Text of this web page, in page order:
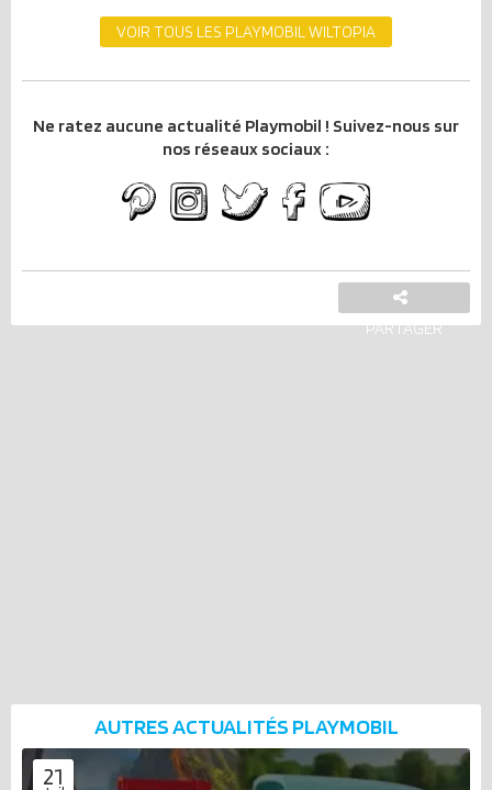
VOIR TOUS LES PLAYMOBIL WILTOPIA
Ne ratez aucune actualité Playmobil ! Suivez-nous sur
nos réseaux sociaux :
PARTAGER
AUTRES ACTUALITÉS PLAYMOBIL
21